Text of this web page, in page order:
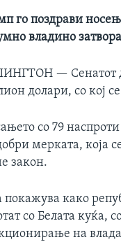
го поздрави
владино
— Сенатот
долари, со кој
со 79
мерката, која
закон.
покажува како
со Белата куќа,
на